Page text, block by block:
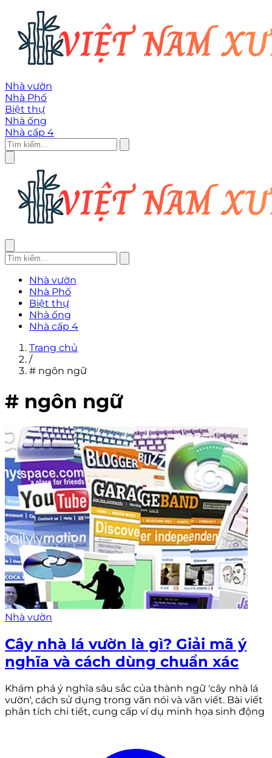
Nhà vườn
Nhà Phố
Biệt thự
Nhà ống
Nhà cấp 4
Nhà vườn
Nhà Phố
Biệt thự
Nhà ống
Nhà cấp 4
Trang chủ
/
# ngôn ngữ
# ngôn ngữ
Nhà vườn
Cây nhà lá vườn là gì? Giải mã ý
nghĩa và cách dùng chuẩn xác
Khám phá ý nghĩa sâu sắc của thành ngữ 'cây nhà lá
vườn', cách sử dụng trong văn nói và văn viết. Bài viết
phân tích chi tiết, cung cấp ví dụ minh họa sinh động